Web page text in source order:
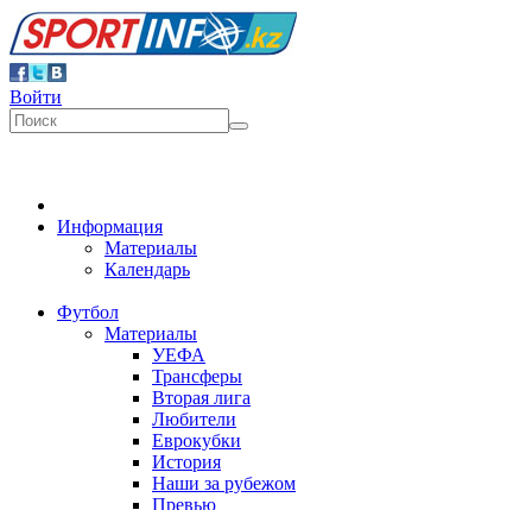
Войти
Информация
Материалы
Календарь
Футбол
Материалы
УЕФА
Трансферы
Вторая лига
Любители
Еврокубки
История
Наши за рубежом
Превью